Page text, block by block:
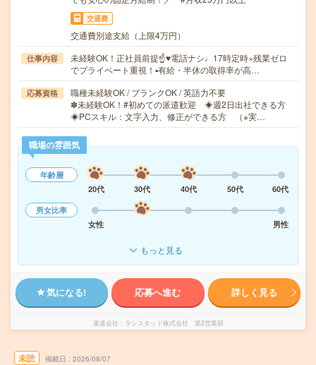
交通費
交通費別途支給（上限4万円）
仕事内容
未経験OK！正社員前提☝♥電話ナシ♩17時定時×残業ゼロ
でプライベート重視！▪有給・半休の取得率が高…
応募資格
職種未経験OK / ブランクOK / 英語力不要
✽未経験OK！#初めての派遣歓迎 ◈週2日出社できる方
◈PCスキル：文字入力、修正ができる方 （※実…
職場の雰囲気
年齢層
20代
30代 40代 50代
60代
男女比率
女性
男性
もっと見る
気になる! 応募へ進む 詳しく見る
派遣会社 ランスタッド株式会社 第2営業部
未読 掲載日 2026/08/07